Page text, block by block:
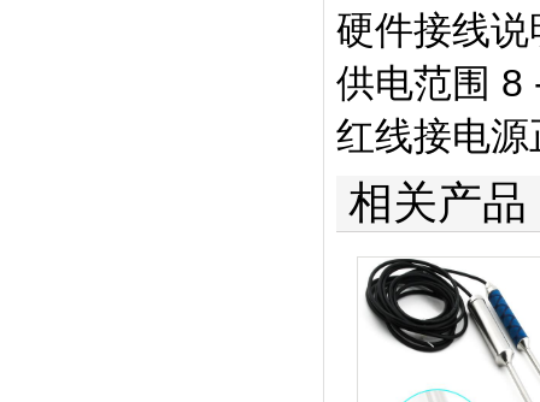
硬件接线说
供电范围 8
红线接电
相关产品